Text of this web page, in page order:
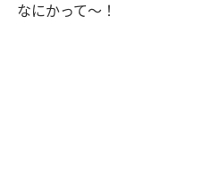
なにかって〜！